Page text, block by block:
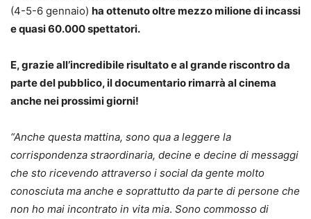
(4-5-6 gennaio) ha ottenutooltre mezzo milionedi incassi
e quasi60.000spettatori.
E, grazie all’incredibile risultato e al grande riscontro da
parte del pubblico, il documentario rimarrà al cinema
anche nei prossimi giorni!
“Anche questa mattina, sono qua a leggere la
corrispondenza straordinaria, decine e decine di messaggi
che sto ricevendo attraverso i social da gente molto
conosciuta ma anche e soprattutto da parte di persone che
non ho mai incontrato in vita mia. Sono commosso di